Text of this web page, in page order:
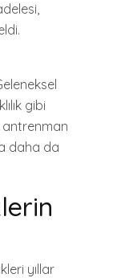
gibi
antrenman
daha da
yıllar